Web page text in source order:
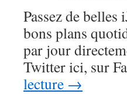
Passez de belles
bons plans
par jour
Twitter ici, sur
lecture →